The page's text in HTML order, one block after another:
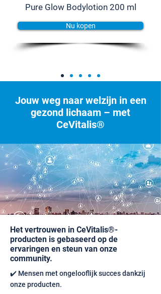
Pure Glow Bodylotion 200 ml
Nu kopen
Jouw weg naar welzijn in een
gezond lichaam – met
CeVitalis®
Het vertrouwen in CeVitalis®-
producten is gebaseerd op de
ervaringen en steun van onze
community.
✔️ Mensen met ongelooflijk succes dankzij
onze producten.